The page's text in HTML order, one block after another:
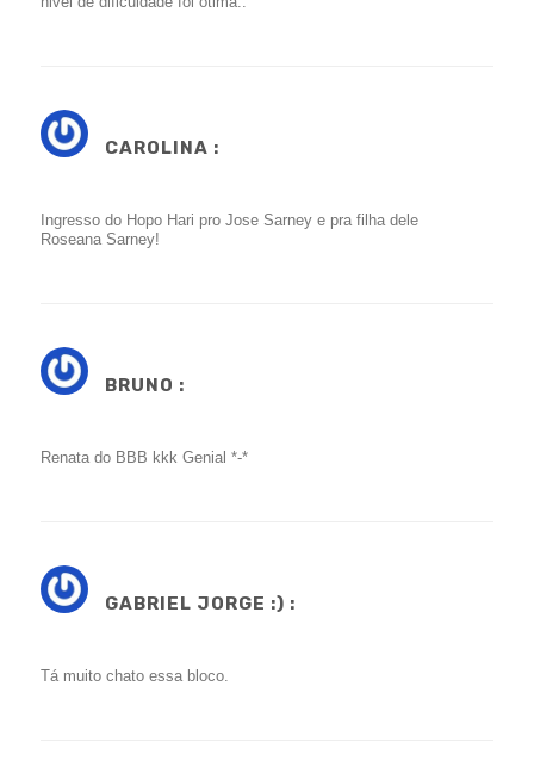
CAROLINA :
Ingresso do Hopo Hari pro Jose Sarney e pra filha dele
Roseana Sarney!
BRUNO :
Renata do BBB kkk Genial *-*
GABRIEL JORGE :) :
Tá muito chato essa bloco.